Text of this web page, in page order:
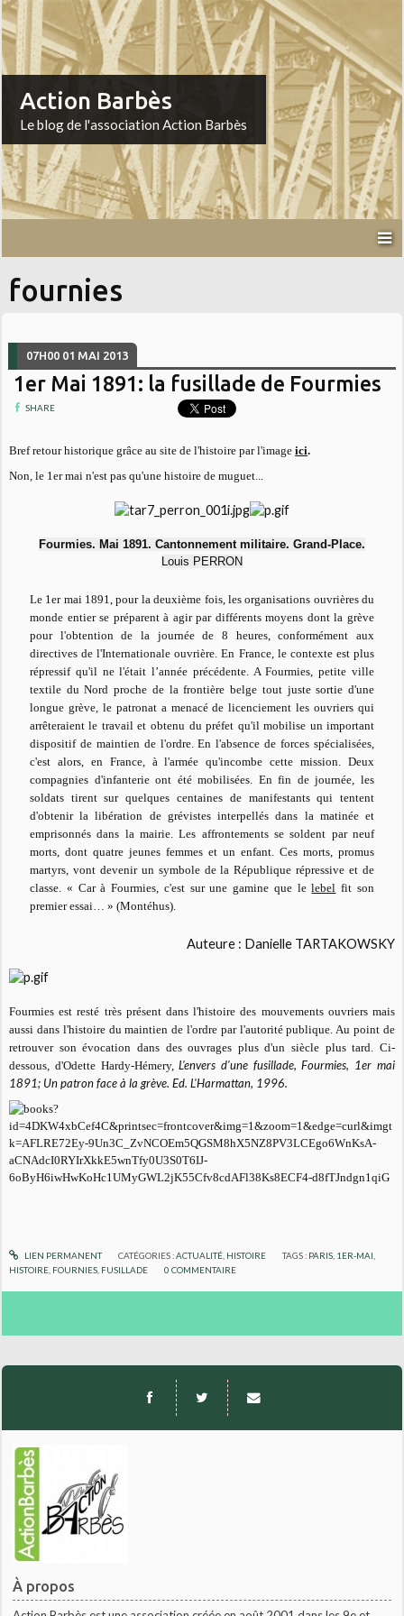
À propos
Action Barbès
Le blog de l'association Action Barbès
fournies
07H00 01 MAI 2013
1er Mai 1891: la fusillade de Fourmies
SHARE
Bref retour historique grâce au site de l'histoire par l'imageici.
Non, le 1er mai n'est pas qu'une histoire de muguet...
Fourmies. Mai 1891. Cantonnement militaire. Grand-Place.
Louis PERRON
Le 1er mai 1891, pour la deuxième fois, les organisations ouvrières du
monde entier se préparent à agir par différents moyens dont la grève
pour l'obtention de la journée de 8 heures, conformément aux
directives de l'Internationale ouvrière. En France, le contexte est plus
répressif qu'il ne l'était l’année précédente. A Fourmies, petite ville
textile du Nord proche de la frontière belge tout juste sortie d'une
longue grève, le patronat a menacé de licenciement les ouvriers qui
arrêteraient le travail et obtenu du préfet qu'il mobilise un important
dispositif de maintien de l'ordre. En l'absence de forces spécialisées,
c'est alors, en France, à l'armée qu'incombe cette mission. Deux
compagnies d'infanterie ont été mobilisées. En fin de journée, les
soldats tirent sur quelques centaines de manifestants qui tentent
d'obtenir la libération de grévistes interpellés dans la matinée et
emprisonnés dans la mairie. Les affrontements se soldent par neuf
morts, dont quatre jeunes femmes et un enfant. Ces morts, promus
martyrs, vont devenir un symbole de la République répressive et de
classe. « Car à Fourmies, c'est sur une gamine que lelebel fit son
premier essai… » (Montéhus).
Auteure : Danielle TARTAKOWSKY
Fourmies est resté très présent dans l'histoire des mouvements ouvriers mais
aussi dans l'histoire du maintien de l'ordre par l'autorité publique. Au point de
retrouver son évocation dans des ouvrages plus d'un siècle plus tard. Ci-
dessous, d'Odette Hardy-Hémery,L'envers d'une fusillade, Fourmies, 1er mai
1891; Un patron face à la grève. Ed. L'Harmattan, 1996.
LIEN PERMANENT CATÉGORIES :ACTUALITÉ, HISTOIRE TAGS : PARIS 1ER-MAI
HISTOIRE FOURNIES FUSILLADE 0 COMMENTAIRE